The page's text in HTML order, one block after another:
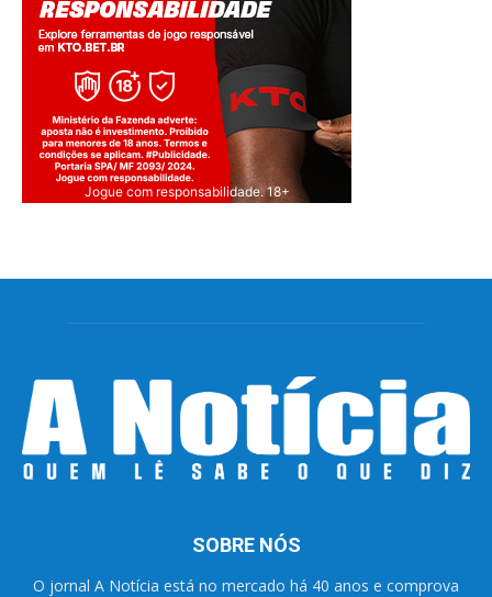
Jogue com responsabilidade. 18+
SOBRE NÓS
O jornal A Notícia está no mercado há 40 anos e comprova